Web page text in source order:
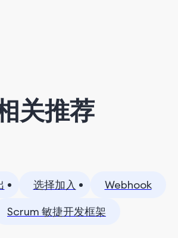
关推荐
选择加入
Webhook
Scrum 敏捷开发框架